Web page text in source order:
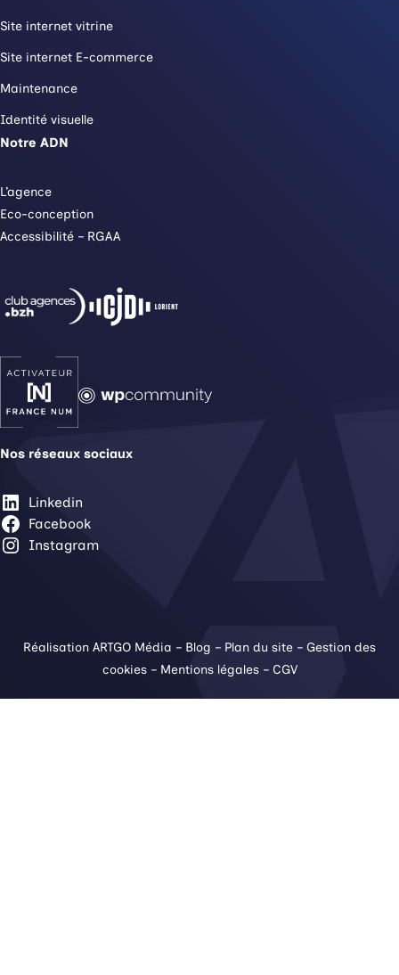
Site internet vitrine
Site internet E-commerce
Maintenance
Identité visuelle
Notre ADN
L’agence
Eco-conception
Accessibilité – RGAA
Nos réseaux sociaux
Linkedin
Facebook
Instagram
Réalisation ARTGO Média – Blog – Plan du site – Gestion des
cookies– Mentions légales– CGV